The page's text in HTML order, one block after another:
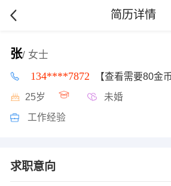
简历详情
张/ 女士
134****7872 【查看需要80金币
25岁 未婚
工作经验
求职意向